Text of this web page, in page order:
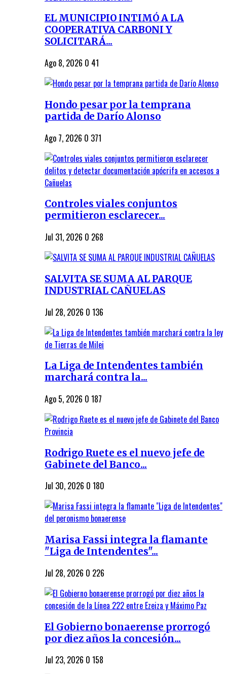
EL MUNICIPIO INTIMÓ A LA
COOPERATIVA CARBONI Y
SOLICITARÁ...
Ago 8, 2026 0 41
Hondo pesar por la temprana
partida de Darío Alonso
Ago 7, 2026 0 371
Controles viales conjuntos
permitieron esclarecer...
Jul 31, 2026 0 268
SALVITA SE SUMA AL PARQUE
INDUSTRIAL CAÑUELAS
Jul 28, 2026 0 136
La Liga de Intendentes también
marchará contra la...
Ago 5, 2026 0 187
Rodrigo Ruete es el nuevo jefe de
Gabinete del Banco...
Jul 30, 2026 0 180
Marisa Fassi integra la flamante
"Liga de Intendentes"...
Jul 28, 2026 0 226
El Gobierno bonaerense prorrogó
por diez años la concesión...
Jul 23, 2026 0 158